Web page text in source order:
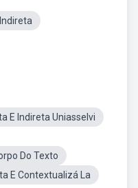
E Indireta Uniasselvi
Do Texto
E Contextualizá La